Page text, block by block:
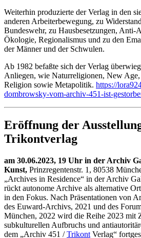
Weiterhin produzierte der Verlag in den
anderen Arbeiterbewegung, zu
Bundeswehr, zu Hausbesetzungen, Anti-
Ökologie, Regionalismus und zu den
der Männer und der Schwulen.
Ab 1982 befaßte sich der Verlag
Anliegen, wie Naturreligionen, New Age,
Religion sowie Metapolitik. https://
dombrowsky-vom-archiv-451-ist-
Eröffnung der
Trikontverlag
am 30.06.2023, 19 Uhr in der Archiv
Kunst, Prinzregentenstr. 1, 80538
„Archives in Residence“ in der Archiv
rückt autonome Archive als alternative
in den Fokus. Nach Präsentationen von
des Euward-Archivs, 2021 und des
München, 2022 wird die Reihe 2023 mit
subkulturellen Aufbruchs und
dem „Archiv 451 /Trikont Verlag“